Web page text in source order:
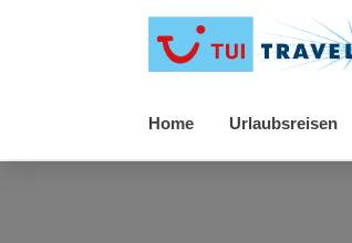
Home Urlaubsreisen